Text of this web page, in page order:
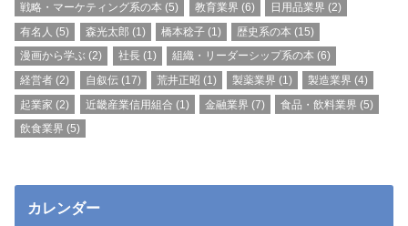
戦略・マーケティング系の本 (5) 教育業界 (6) 日用品業界 (2)
有名人 (5) 森光太郎 (1) 橋本稔子(1) 歴史系の本 (15)
漫画から学ぶ (2) 社長(1) 組織・リーダーシップ系の本 (6)
経営者 (2) 自叙伝(17) 荒井正昭 (1) 製薬業界 (1) 製造業界 (4)
起業家 (2) 近畿産業信用組合 (1) 金融業界 (7) 食品・飲料業界 (5)
飲食業界 (5)
カレンダー